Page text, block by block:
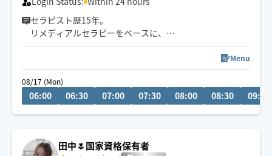
セラピスト歴15年。
リメディアルセラピーをベースに、
身体の深部からゆるめながら
やさしくしっかり効く💪
ただ疲れを取るだけじゃなく、
「力を抜く感覚」を思い出す時間を。
本来のパフォーマンスに戻るお手伝いをしています。
Menu
08/17 (Mon)
06:00 06:30 07:00 07:30 08:00 08:30 09:00
田中🌷国家資格保有者